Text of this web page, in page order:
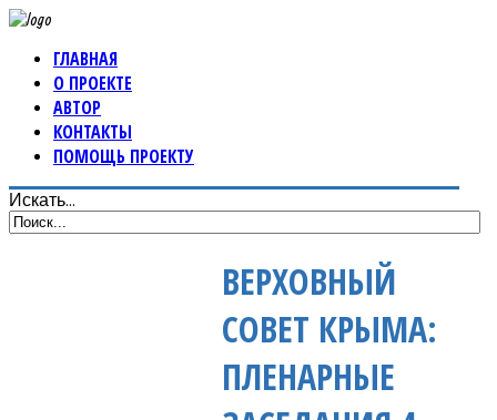
ГЛАВНАЯ
О ПРОЕКТЕ
АВТОР
КОНТАКТЫ
ПОМОЩЬ ПРОЕКТУ
Искать...
ВЕРХОВНЫЙ
СОВЕТ КРЫМА:
ПЛЕНАРНЫЕ